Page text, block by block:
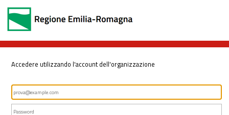
Accedere utilizzando l'account dell'organizzazione